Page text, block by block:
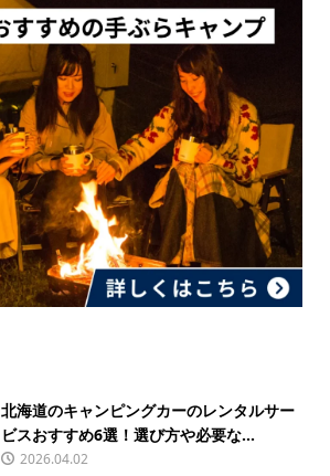
北海道のキャンピングカーのレンタルサー
ビスおすすめ6選！選び方や必要な...
2026.04.02